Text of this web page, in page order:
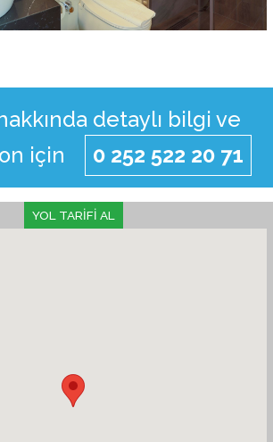
detaylı bilgi ve
için
0 252 522 20 71
YOL TARİFİ AL